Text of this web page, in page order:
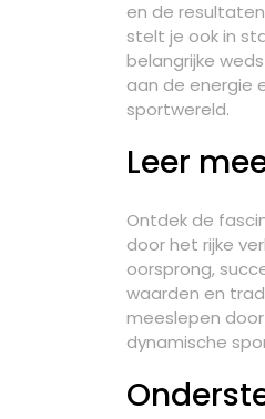
en de
stelt je ook in
belangrijke
aan de energie
sportwereld.
Leer
Ontdek de
door het rijke
oorsprong,
waarden en
meeslepen
dynamische